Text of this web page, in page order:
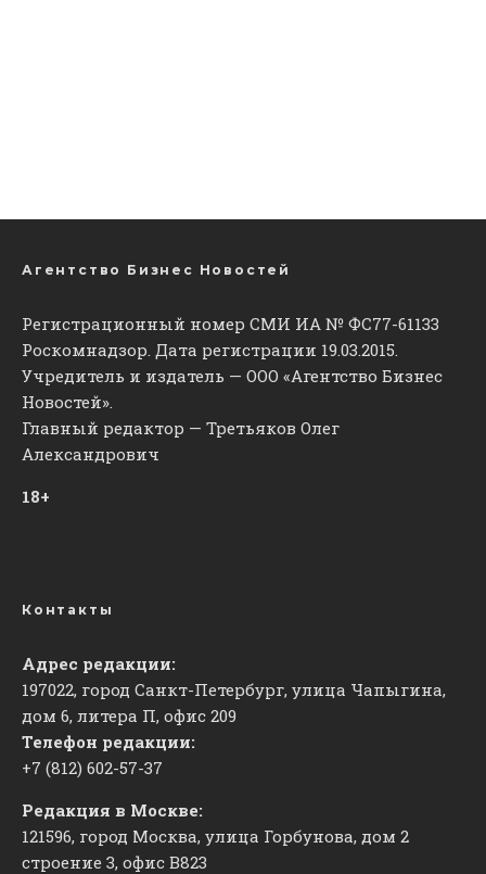
Агентство Бизнес Новостей
Регистрационный номер СМИ ИА № ФС77-61133
Роскомнадзор. Дата регистрации 19.03.2015.
Учредитель и издатель — ООО «Агентство Бизнес
Новостей».
Главный редактор — Третьяков Олег
Александрович
18+
Контакты
Адрес редакции:
197022, город Санкт-Петербург, улица Чапыгина,
дом 6, литера П, офис 209
Телефон редакции:
+7 (812) 602-57-37
Редакция в Москве:
121596, город Москва, улица Горбунова, дом 2
строение 3, офис ​В823